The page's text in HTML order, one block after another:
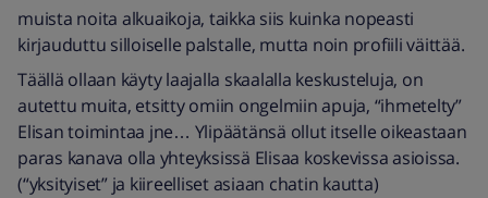
muista noita alkuaikoja, taikka siis kuinka nopeasti
kirjauduttu silloiselle palstalle, mutta noin profiili väittää.
Täällä ollaan käyty laajalla skaalalla keskusteluja, on
autettu muita, etsitty omiin ongelmiin apuja, “ihmetelty”
Elisan toimintaa jne… Ylipäätänsä ollut itselle oikeastaan
paras kanava olla yhteyksissä Elisaa koskevissa asioissa.
(“yksityiset” ja kiireelliset asiaan chatin kautta)